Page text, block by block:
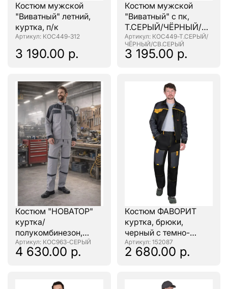
Костюм мужской
"Виватный" летний,
куртка, п/к
: КОС449-312
3 190.00 р.
Костюм мужской
"Виватный" с пк,
Т.СЕРЫЙ/ЧЁРНЫЙ/
СВ.СЕРЫЙ: КОС449-Т.СЕРЫЙ/
ЧЁРНЫЙ/СВ.СЕРЫЙ
3 195.00 р.
Костюм "НОВАТОР"
куртка/
полукомбинезон,
цвет: Т.СЕРЫЙ/
ЧЕРНЫЙ
: КОС963-СЕРЫЙ
4 630.00 р.
Костюм ФАВОРИТ
куртка, брюки,
черный с темно-
серым: 152087
2 680.00 р.